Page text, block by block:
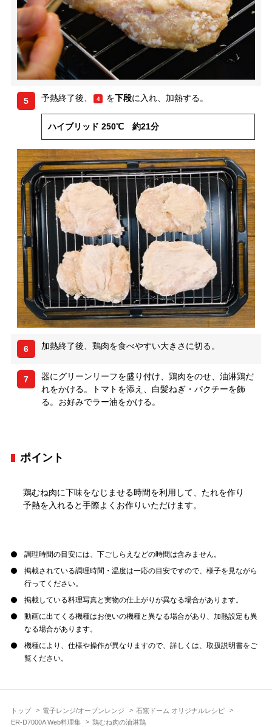
トップ 電子レンジ/オーブンレンジ
石窯ドーム オリジナルレシピ
ER-D7000A Web料理集
鶏むね肉の油淋鶏
5 予熱終了後、 4 を下段に入れ、加熱する。
ハイブリッド 250℃ 約21分
6 加熱終了後、鶏肉を食べやすい大きさに切る。
7
器にグリーンリーフを盛り付け、鶏肉をのせ、油淋鶏だ
れをかける。トマトを添え、白髪ねぎ・パクチーを飾
る。お好みでラー油をかける。
ポイント
鶏むね肉に下味をなじませる時間を利用して、たれを作り
予熱を入れると手際よくお作りいただけます。
調理時間の目安には、下ごしらえなどの時間は含みません。
掲載されている調理時間・温度は一応の目安ですので、様子を見ながら
行ってください。
掲載している料理写真と実物の仕上がりが異なる場合があります。
動画に出てくる機種はお使いの機種と異なる場合があり、加熱設定も異
なる場合があります。
機種により、仕様や操作が異なりますので、詳しくは、取扱説明書をご
覧ください。